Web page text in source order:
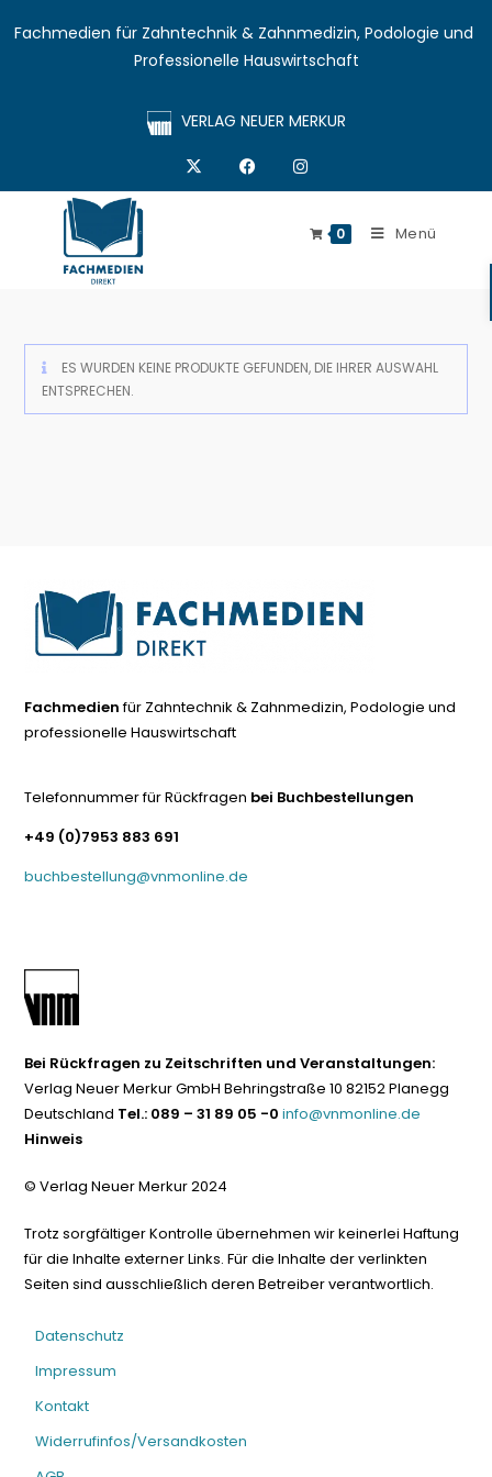
Fachmedien für Zahntechnik & Zahnmedizin, Podologie und
Professionelle Hauswirtschaft
VERLAG NEUER MERKUR
0 Menü
ES WURDEN KEINE PRODUKTE GEFUNDEN, DIE IHRER AUSWAHL
ENTSPRECHEN.
Fachmedienfür Zahntechnik & Zahnmedizin, Podologie und
professionelle Hauswirtschaft
Telefonnummer für Rückfragen bei Buchbestellungen
+49 (0)7953 883 691
buchbestellung@vnmonline.de
Bei Rückfragen zu Zeitschriften und Veranstaltungen:
Verlag Neuer Merkur GmbH Behringstraße 10 82152 Planegg
Deutschland Tel.: 089 – 31 89 05 -0 info@vnmonline.de
Hinweis
© Verlag Neuer Merkur 2024
Trotz sorgfältiger Kontrolle übernehmen wir keinerlei Haftung
für die Inhalte externer Links. Für die Inhalte der verlinkten
Seiten sind ausschließlich deren Betreiber verantwortlich.
Datenschutz
Impressum
Kontakt
Widerrufinfos/Versandkosten